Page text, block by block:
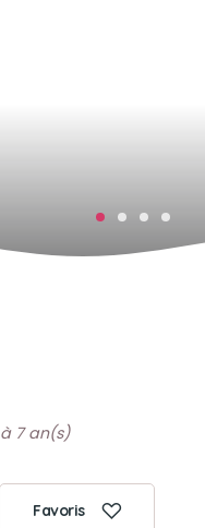
à 7 an(s)
Favoris